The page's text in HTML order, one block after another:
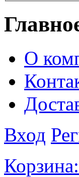
О
Вход
Корзина: